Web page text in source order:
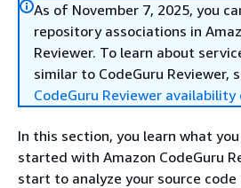
As of November 7, 2025, you
repository associations in
Reviewer. To learn about
similar to CodeGuru Reviewer,
CodeGuru Reviewer availability
In this section, you learn what
started with Amazon CodeGuru
start to analyze your source code